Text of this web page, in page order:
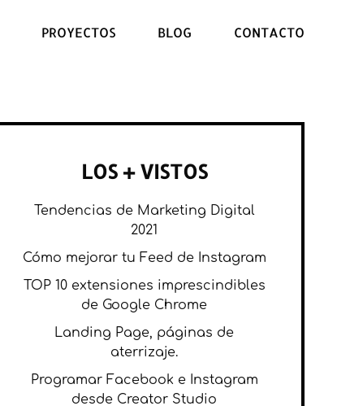
PROYECTOS BLOG CONTACTO
LOS + VISTOS
Tendencias de Marketing Digital
2021
Cómo mejorar tu Feed de Instagram
TOP 10 extensiones imprescindibles
de Google Chrome
Landing Page, páginas de
aterrizaje.
Programar Facebook e Instagram
desde Creator Studio